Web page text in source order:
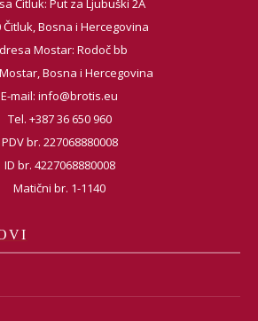
Čitluk: Put za Ljubuški 2A
Čitluk, Bosna i Hercegovina
Mostar: Rodoč bb
Bosna i Hercegovina
E-mail: info@brotis.eu
Tel. +387 36 650 960
PDV br. 227068880008
ID br. 4227068880008
Matični br. 1-1140